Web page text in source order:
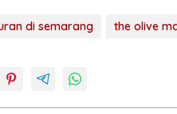
di semarang the olive